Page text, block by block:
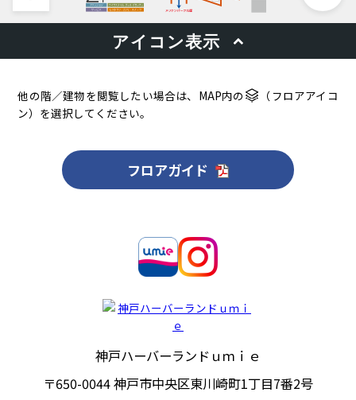
他の階／建物を閲覧したい場合は、MAP内の
（フロアアイコ
ン）を選択してください。
フロアガイド
神戸ハーバーランドｕｍｉｅ
〒650-0044神戸市中央区東川崎町1丁目7番2号